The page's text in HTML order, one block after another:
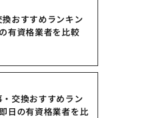
おすすめランキン
有資格業者を比較
交換おすすめラン
日の有資格業者を比